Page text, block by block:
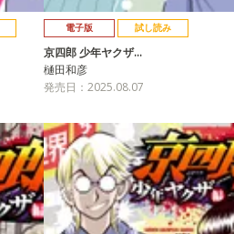
電子版 試し読み
京四郎 少年ヤクザ…
樋田和彦
発売日：2025.08.07